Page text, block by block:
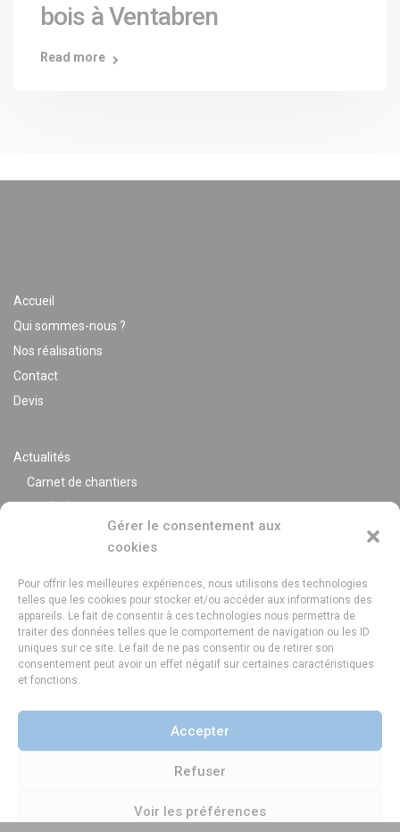
Gérer le consentement aux
cookies
Pour offrir les meilleures expériences, nous utilisons des technologies
telles que les cookies pour stocker et/ou accéder aux informations des
appareils. Le fait de consentir à ces technologies nous permettra de
traiter des données telles que le comportement de navigation ou les ID
uniques sur ce site. Le fait de ne pas consentir ou de retirer son
consentement peut avoir un effet négatif sur certaines caractéristiques
et fonctions.
Accepter
Refuser
Voir les préférences
bois à Ventabren
Read more
Accueil
Qui sommes-nous ?
Nos réalisations
Contact
Devis
Actualités
Carnet de chantiers
Var (83)
Alpes Maritimes (06)
Bouches du Rhône (13)
Nos réalisations
Extérieurs
Intérieurs
Lexique
Mentions légales
Maison Bois Côté Sud, 400 Chem. de l'Aubère, 13100 Aix-en-